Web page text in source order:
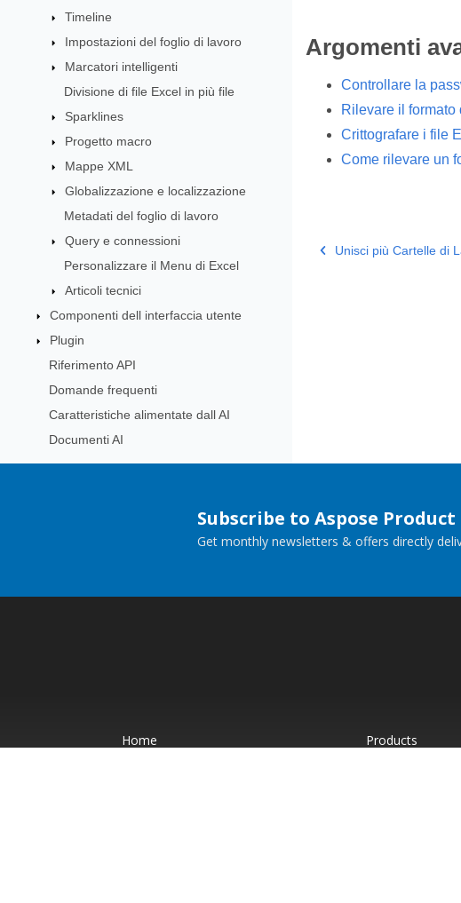
Timeline
Impostazioni del foglio di lavoro
Marcatori intelligenti
Divisione di file Excel in più file
Sparklines
Progetto macro
Mappe XML
Globalizzazione e localizzazione
Metadati del foglio di lavoro
Query e connessioni
Personalizzare il Menu di Excel
Articoli tecnici
Componenti dell interfaccia utente
Plugin
Riferimento API
Domande frequenti
Caratteristiche alimentate dall AI
Documenti AI
Argomenti
Controllare la
Rilevare il formato
Crittografare i file
Come rilevare un
Unisci più Cartelle di
Subscribe to Aspose
Get monthly newsletters & offers directly
Home Products